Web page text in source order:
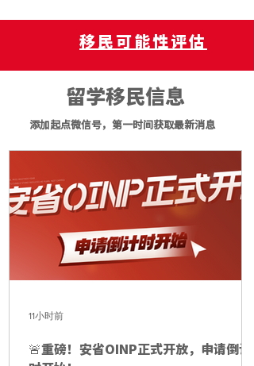
移民可能性评估
​留学移民信息
添加起点微信号，第一时间获取最新消息
🚨重磅！安省OINP正式开放，申请倒计
11小时前